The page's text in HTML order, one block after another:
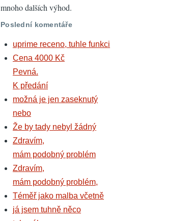
mnoho dalších výhod.
Poslední komentáře
uprime receno, tuhle funkci
Cena 4000 Kč
Pevná.
K předání
možná je jen zaseknutý
nebo
Že by tady nebyl žádný
Zdravím,
mám podobný problém
Zdravím,
mám podobný problém,
Téměř jako malba včetně
já jsem tuhně něco